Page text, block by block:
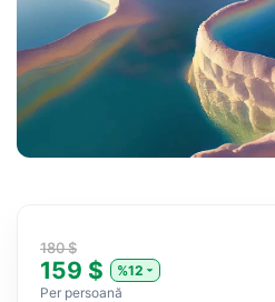
180 $
159 $
%12
Per persoană